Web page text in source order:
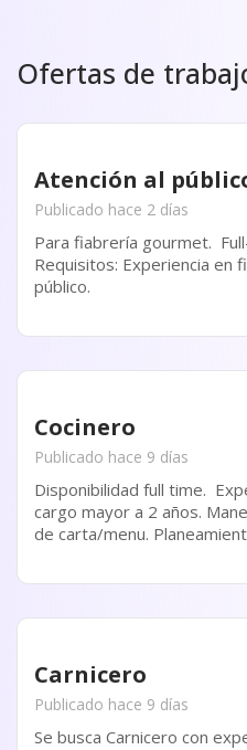
Ofertas de
Atención al
Publicado hace 2 días
Para fiabrería gourmet. Full-time / part-time.
Requisitos: Experiencia en
público.
Cocinero
Publicado hace 9 días
Disponibilidad full time. Experiencia en puestos de
cargo mayor a 2 años. Manejo de personal. Desarrollo
de carta/menu.
Carnicero
Publicado hace 9 días
Se busca Carnicero con